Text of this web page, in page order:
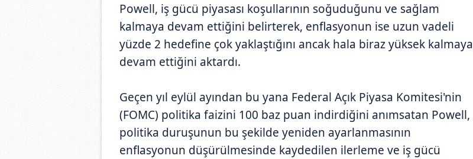
Powell, iş gücü piyasası koşullarının soğuduğunu ve sağlam
kalmaya devam ettiğini belirterek, enflasyonun ise uzun vadeli
yüzde 2 hedefine çok yaklaştığını ancak hala biraz yüksek kalmaya
devam ettiğini aktardı.
Geçen yıl eylül ayından bu yana Federal Açık Piyasa Komitesi'nin
(FOMC) politika faizini 100 baz puan indirdiğini anımsatan Powell,
politika duruşunun bu şekilde yeniden ayarlanmasının
enflasyonun düşürülmesinde kaydedilen ilerleme ve iş gücü